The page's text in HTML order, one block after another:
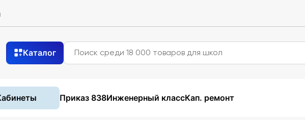
Каталог
Приказ 838Инженерный классКап. ремонт